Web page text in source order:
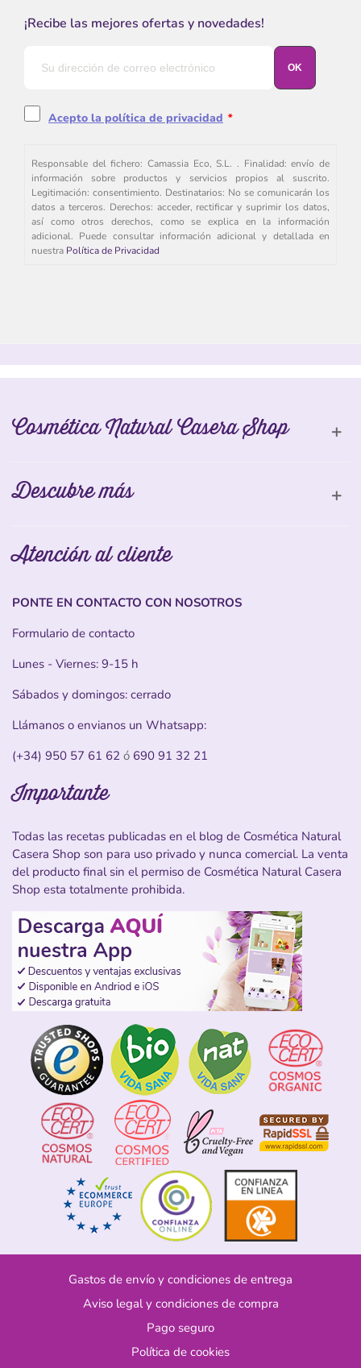
¡Recibe las mejores ofertas y novedades!
Acepto la política de privacidad *
Responsable del fichero: Camassia Eco, S.L. . Finalidad: envío de
información sobre productos y servicios propios al suscrito.
Legitimación: consentimiento. Destinatarios: No se comunicarán los
datos a terceros. Derechos: acceder, rectificar y suprimir los datos,
así como otros derechos, como se explica en la información
adicional. Puede consultar información adicional y detallada en
nuestra Política de Privacidad
Cosmética Natural Casera Shop
Descubre más
Atención al cliente
PONTE EN CONTACTO CON NOSOTROS
Formulario de contacto
Lunes - Viernes: 9-15 h
Sábados y domingos: cerrado
Llámanos o envianos un Whatsapp:
(+34) 950 57 61 62 ó 690 91 32 21
Importante
Todas las recetas publicadas en el blog de Cosmética Natural
Casera Shop son para uso privado y nunca comercial. La venta
del producto final sin el permiso de Cosmética Natural Casera
Shop esta totalmente prohibida.
Gastos de envío y condiciones de entrega
Aviso legal y condiciones de compra
Pago seguro
Política de cookies